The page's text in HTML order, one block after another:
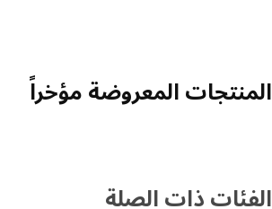
المعروضة مؤخراً
ذات الصلة